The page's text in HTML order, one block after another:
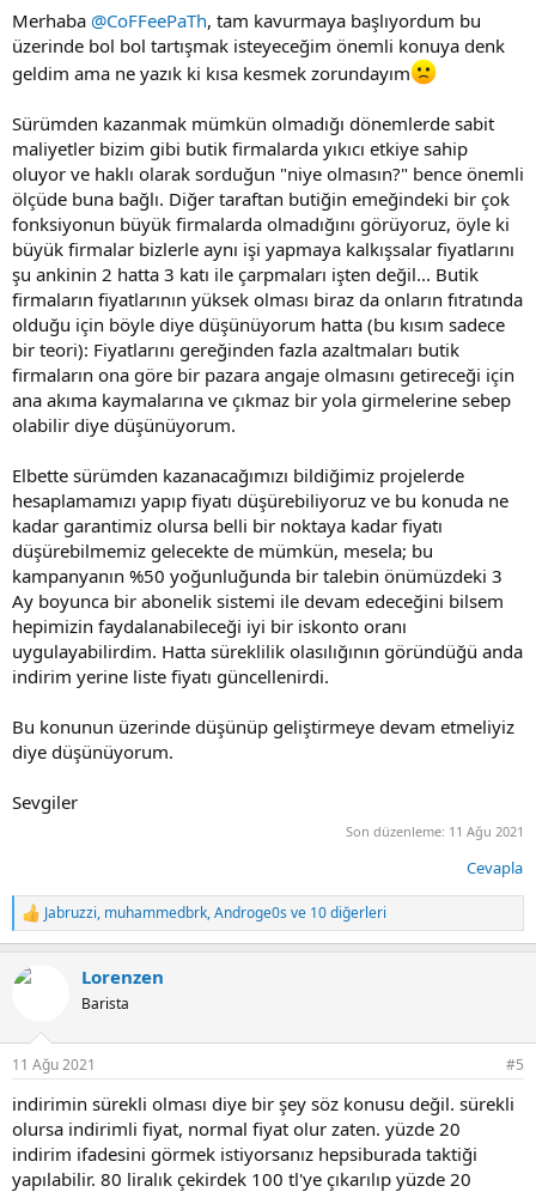
Merhaba @CoFFeePaTh, tam kavurmaya başlıyordum bu
üzerinde bol bol tartışmak isteyeceğim önemli konuya denk
geldim ama ne yazık ki kısa kesmek zorundayım
Sürümden kazanmak mümkün olmadığı dönemlerde sabit
maliyetler bizim gibi butik firmalarda yıkıcı etkiye sahip
oluyor ve haklı olarak sorduğun "niye olmasın?" bence önemli
ölçüde buna bağlı. Diğer taraftan butiğin emeğindeki bir çok
fonksiyonun büyük firmalarda olmadığını görüyoruz, öyle ki
büyük firmalar bizlerle aynı işi yapmaya kalkışsalar fiyatlarını
şu ankinin 2 hatta 3 katı ile çarpmaları işten değil... Butik
firmaların fiyatlarının yüksek olması biraz da onların fıtratında
olduğu için böyle diye düşünüyorum hatta (bu kısım sadece
bir teori): Fiyatlarını gereğinden fazla azaltmaları butik
firmaların ona göre bir pazara angaje olmasını getireceği için
ana akıma kaymalarına ve çıkmaz bir yola girmelerine sebep
olabilir diye düşünüyorum.
Elbette sürümden kazanacağımızı bildiğimiz projelerde
hesaplamamızı yapıp fiyatı düşürebiliyoruz ve bu konuda ne
kadar garantimiz olursa belli bir noktaya kadar fiyatı
düşürebilmemiz gelecekte de mümkün, mesela; bu
kampanyanın %50 yoğunluğunda bir talebin önümüzdeki 3
Ay boyunca bir abonelik sistemi ile devam edeceğini bilsem
hepimizin faydalanabileceği iyi bir iskonto oranı
uygulayabilirdim. Hatta süreklilik olasılığının göründüğü anda
indirim yerine liste fiyatı güncellenirdi.
Bu konunun üzerinde düşünüp geliştirmeye devam etmeliyiz
diye düşünüyorum.
Sevgiler
Son düzenleme: 11 Ağu 2021
Cevapla
T
e
k
Jabruzzi, muhammedbrk,Androge0s ve 10 diğerleri
Lorenzen
Barista
11 Ağu 2021 #5
indirimin sürekli olması diye bir şey söz konusu değil. sürekli
olursa indirimli fiyat, normal fiyat olur zaten. yüzde 20
indirim ifadesini görmek istiyorsanız hepsiburada taktiği
yapılabilir. 80 liralık çekirdek 100 tl'ye çıkarılıp yüzde 20